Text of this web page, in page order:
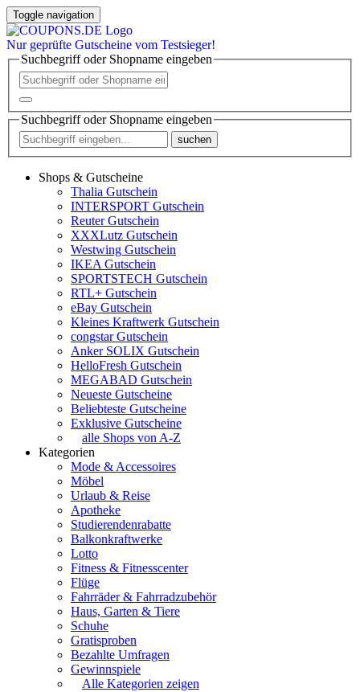
Toggle navigation
Nur geprüfte Gutscheine vom Testsieger!
Suchbegriff oder Shopname eingeben
Suchbegriff oder Shopname eingeben
suchen
Shops & Gutscheine
Thalia Gutschein
INTERSPORT Gutschein
Reuter Gutschein
XXXLutz Gutschein
Westwing Gutschein
IKEA Gutschein
SPORTSTECH Gutschein
RTL+ Gutschein
eBay Gutschein
Kleines Kraftwerk Gutschein
congstar Gutschein
Anker SOLIX Gutschein
HelloFresh Gutschein
MEGABAD Gutschein
Neueste Gutscheine
Beliebteste Gutscheine
Exklusive Gutscheine
alle Shops von A-Z
Kategorien
Mode & Accessoires
Möbel
Urlaub & Reise
Apotheke
Studierendenrabatte
Balkonkraftwerke
Lotto
Fitness & Fitnesscenter
Flüge
Fahrräder & Fahrradzubehör
Haus, Garten & Tiere
Schuhe
Gratisproben
Bezahlte Umfragen
Gewinnspiele
Alle Kategorien zeigen